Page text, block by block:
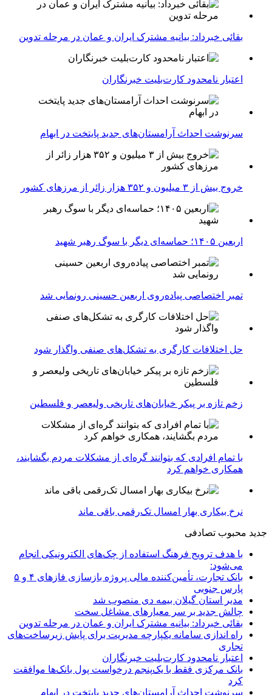
بقائی خبرداد: بیانیه مشترک ایران و عمان در مرحله تدوین
اعتبار نامحدود کارت‌بلیت خبرنگاران
سرنوشت احداث آرامستان‌های جدید پایتخت در ابهام
خروج بیش از ۳ میلیون و ۳۵۲ هزار زائر از مرزهای کشور
اربعین ۱۴۰۵؛ حماسه‌ای دیگر با سوگ رهبر شهید
تمبر اختصاصی پیاده‌روی اربعین حسینی رونمایی شد
حل اختلافات کارگری به تشکل‌های صنفی واگذار شود
زخم تازه بر پیکر خیابان‌های تاریخی ولیعصر و فلسطین
با تمام افرادی که بتوانند گره‌ای از مشکلات مردم بگشایند،
همکاری خواهم کرد
نرخ بیکاری بهار امسال تک‌رقمی باقی ماند
جدید محبوب تصادفی
با هدف ترویج فرهنگ استفاده از چک‌های الکترونیکی انجام
می‌شود:
بانک تجارت، تأمین‌کننده مالی پروژه بازسازی فازهای ۴ و ۵
پارس جنوبی
مدیر استان گیلان بیمه دی منصوب شد
چالش جدید بر سر معیارهای مشاغل سخت
بقائی خبرداد: بیانیه مشترک ایران و عمان در مرحله تدوین
راه اندازی سامانه یکپارچه مدیریت برای پایش زیرساخت‌های
تجاری
اعتبار نامحدود کارت‌بلیت خبرنگاران
بانک مرکزی فقط با یک‌‎پنجم درخواست پول بانک‌ها موافقت
کرد
سرنوشت احداث آرامستان‌های جدید پایتخت در ابهام